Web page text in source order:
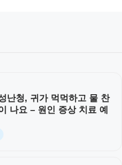
난청, 귀가 먹먹하고 물 찬
나요 – 원인 증상 치료 예